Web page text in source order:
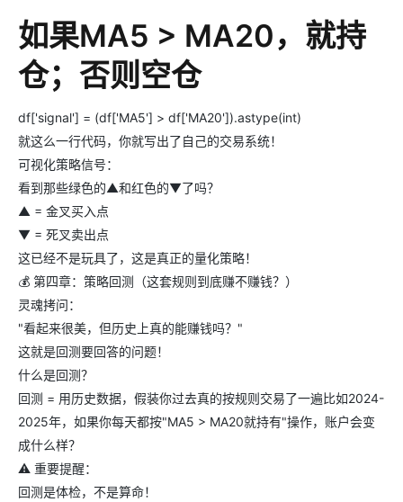
如果MA5 > MA20，就持
仓；否则空仓
df['signal'] = (df['MA5'] > df['MA20']).astype(int)
就这么一行代码，你就写出了自己的交易系统！
可视化策略信号：
看到那些绿色的▲和红色的▼了吗？
▲ = 金叉买入点
▼ = 死叉卖出点
这已经不是玩具了，这是真正的量化策略！
💰 第四章：策略回测（这套规则到底赚不赚钱？）
灵魂拷问：
"看起来很美，但历史上真的能赚钱吗？"
这就是回测要回答的问题！
什么是回测？
回测 = 用历史数据，假装你过去真的按规则交易了一遍比如2024-
2025年，如果你每天都按"MA5 > MA20就持有"操作，账户会变
成什么样？
⚠️ 重要提醒：
回测是体检，不是算命！